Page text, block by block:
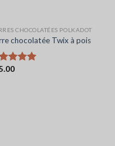
CHOCOLATÉES POLKADOT
chocolatée Twix à pois
5.00